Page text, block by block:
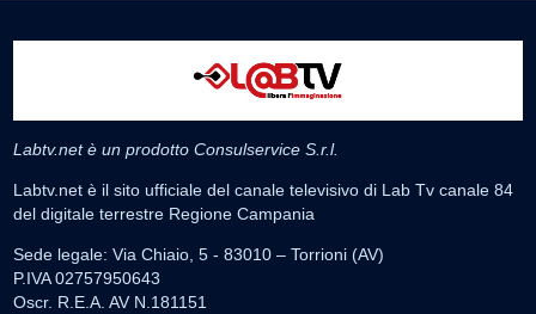
Labtv.net è un prodotto Consulservice S.r.l.
Labtv.net è il sito ufficiale del canale televisivo di Lab Tv canale 84
del digitale terrestre Regione Campania
Sede legale: Via Chiaio, 5 - 83010 – Torrioni (AV)
P.IVA 02757950643
Oscr. R.E.A. AV N.181151